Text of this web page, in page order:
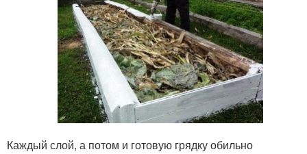
Каждый слой, а потом и готовую грядку обильно